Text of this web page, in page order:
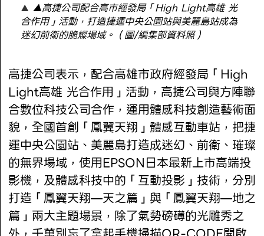
▲高捷公司配合高市經發局「High Light高雄 光
合作用」活動，打造捷運中央公園站與美麗島站成為
迷幻前衛的脆燦場域。（圖/編集部資料照）
高捷公司表示，配合高雄市政府經發局「High
Light高雄 光合作用」活動，高捷公司與方陣聯
合數位科技公司合作，運用體感科技創造藝術面
貌，全國首創「鳳翼天翔」體感互動車站，把捷
運中央公園站、美麗島打造成迷幻、前衛、璀璨
的無界場域，使用EPSON日本最新上市高端投
影機，及體感科技中的「互動投影」技術，分別
打造「鳳翼天翔—天之篇」與「鳳翼天翔—地之
篇」兩大主題場景，除了氣勢磅礡的光雕秀之